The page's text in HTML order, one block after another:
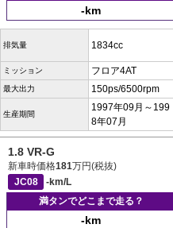
-km
排気量 1834cc
ミッション フロア4AT
最大出力 150ps/6500rpm
生産期間
1997年09月～199
8年07月
1.8 VR-G
新車時価格181万円(税抜)
JC08
-km/L
満タンでどこまで走る？
-km